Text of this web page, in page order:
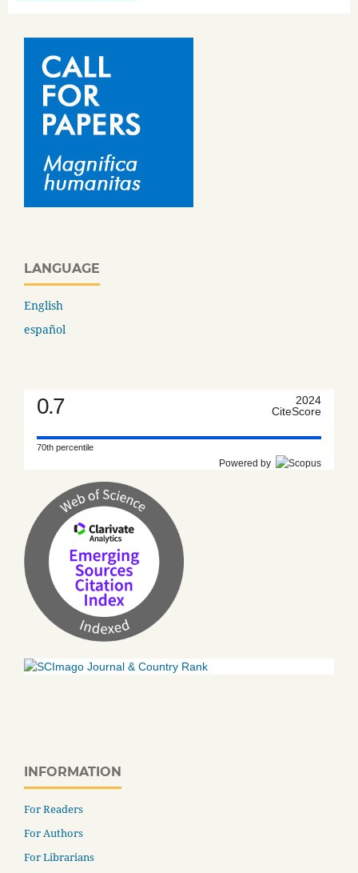
LANGUAGE
English
español
0.7
2024
CiteScore
70th percentile
Powered by
INFORMATION
For Readers
For Authors
For Librarians